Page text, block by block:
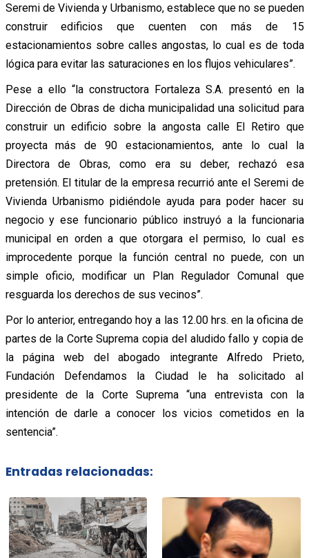
Seremi de Vivienda y Urbanismo, establece que no se pueden
construir edificios que cuenten con más de 15
estacionamientos sobre calles angostas, lo cual es de toda
lógica para evitar las saturaciones en los flujos vehiculares”.
Pese a ello “la constructora Fortaleza S.A. presentó en la
Dirección de Obras de dicha municipalidad una solicitud para
construir un edificio sobre la angosta calle El Retiro que
proyecta más de 90 estacionamientos, ante lo cual la
Directora de Obras, como era su deber, rechazó esa
pretensión. El titular de la empresa recurrió ante el Seremi de
Vivienda Urbanismo pidiéndole ayuda para poder hacer su
negocio y ese funcionario público instruyó a la funcionaria
municipal en orden a que otorgara el permiso, lo cual es
improcedente porque la función central no puede, con un
simple oficio, modificar un Plan Regulador Comunal que
resguarda los derechos de sus vecinos”.
Por lo anterior, entregando hoy a las 12.00 hrs. en la oficina de
partes de la Corte Suprema copia del aludido fallo y copia de
la página web del abogado integrante Alfredo Prieto,
Fundación Defendamos la Ciudad le ha solicitado al
presidente de la Corte Suprema “una entrevista con la
intención de darle a conocer los vicios cometidos en la
sentencia”.
Entradas relacionadas: